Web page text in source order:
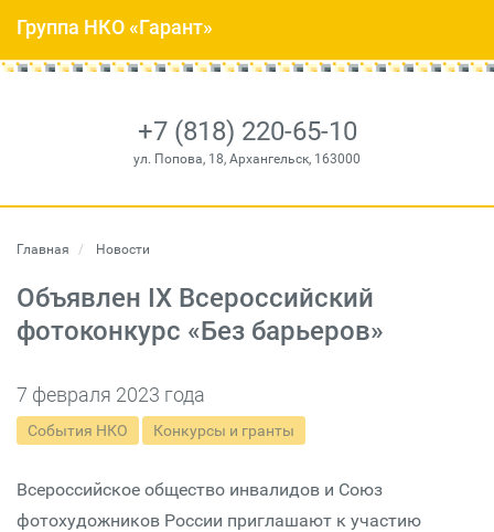
+7 (818) 220-65-10
ул. Попова, 18, Архангельск, 163000
Группа НКО «Гарант»
Главная Новости
Объявлен IX Всероссийский
фотоконкурс «Без барьеров»
7 февраля 2023 года
События НКО Конкурсы и гранты
Всероссийское общество инвалидов и Союз
фотохудожников России приглашают к участию